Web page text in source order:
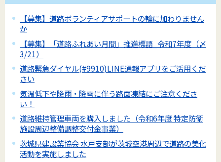
【募集】道路ボランティアサポートの輪に加わりません
か
【募集】「道路ふれあい月間」推進標語_令和7年度（〆
3/21）
道路緊急ダイヤル(#9910)LINE通報アプリをご活用くだ
さい
気温低下や降雨・降雪に伴う路面凍結にご注意くださ
い！
道路維持管理車両を購入しました（令和6年度 特定防衛
施設周辺整備調整交付金事業）
茨城県建設業協会 水戸支部が茨城空港周辺で道路の美化
活動を実施しました